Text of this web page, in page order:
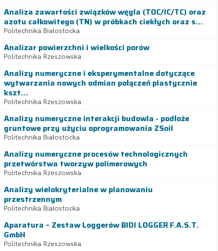
Analiza zawartości związków węgla (TOC/IC/TC) oraz
azotu całkowitego (TN) w próbkach ciekłych oraz s...
Politechnika Białostocka
Analizar powierzchni i wielkości porów
Politechnika Rzeszowska
Analizy numeryczne i eksperymentalne dotyczące
wytwarzania nowych odmian połączeń plastycznie
kszt...
Politechnika Rzeszowska
Analizy numeryczne interakcji budowla - podłoże
gruntowe przy użyciu oprogramowania ZSoil
Politechnika Białostocka
Analizy numeryczne procesów technologicznych
przetwórstwa tworzyw polimerowych
Politechnika Rzeszowska
Analizy wielokryterialne w planowaniu
przestrzennym
Politechnika Białostocka
Aparatura – Zestaw Loggerów BIDI LOGGER F.A.S.T.
GmbH
Politechnika Rzeszowska